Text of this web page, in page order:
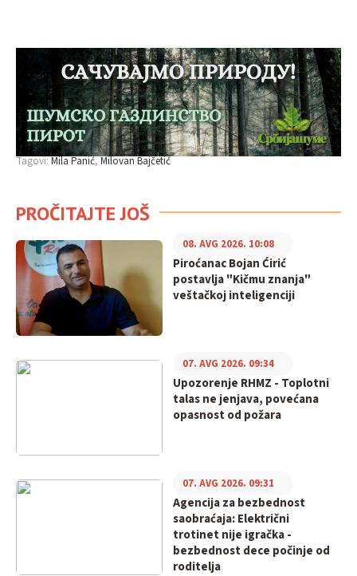
Tagovi:Mila Panić Milovan Bajčetić
PROČITAJTE JOŠ
Piroćanac Bojan Ćirić
postavlja "Kičmu znanja"
veštačkoj inteligenciji
08. AVG 2026. 10:08
Upozorenje RHMZ - Toplotni
talas ne jenjava, povećana
opasnost od požara
07. AVG 2026. 09:34
Agencija za bezbednost
saobraćaja: Električni
trotinet nije igračka -
bezbednost dece počinje od
roditelja
07. AVG 2026. 09:31